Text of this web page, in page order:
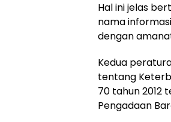
Hal ini jelas
nama
dengan
Kedua
tentang
70 tahun 2012
Pengadaan